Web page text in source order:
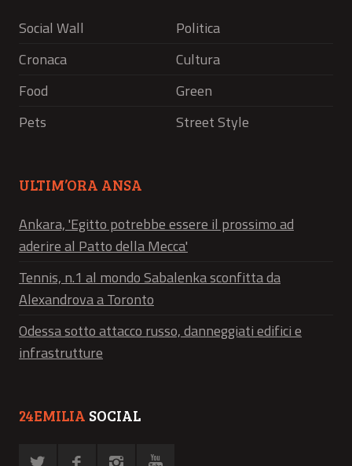
Social Wall
Politica
Cronaca
Cultura
Food
Green
Pets
Street Style
ULTIM’ORA ANSA
Ankara, 'Egitto potrebbe essere il prossimo ad
aderire al Patto della Mecca'
Tennis, n.1 al mondo Sabalenka sconfitta da
Alexandrova a Toronto
Odessa sotto attacco russo, danneggiati edifici e
infrastrutture
24EMILIA SOCIAL